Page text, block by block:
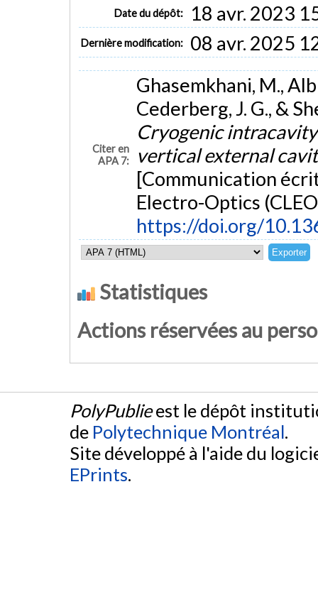
Date du dépôt: 18 avr. 2023
Dernière modification: 08 avr. 2025
Citer en
APA 7:
Ghasemkhani, M.,
Cederberg, J. G., &
Cryogenic
vertical external
[Communication
Electro-Optics
https://doi.org/
Statistiques
Actions réservées au
PolyPublieest le dépôt
de Polytechnique Montréal.
Site développé à l'aide du
EPrints.